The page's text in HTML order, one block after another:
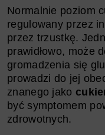
Normalnie poziom
regulowany przez
przez trzustkę.
prawidłowo, może
gromadzenia się
prowadzi do jej
znanego jako
być symptomem
zdrowotnych.